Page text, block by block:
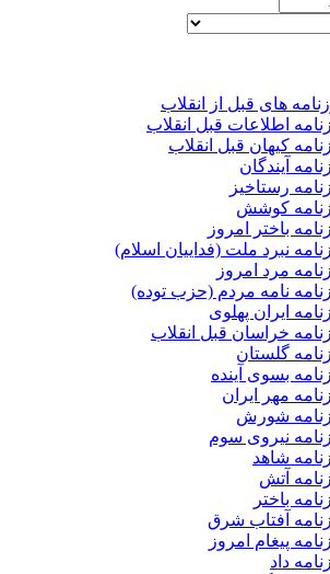
های قبل از انقلاب
اطلاعات قبل انقلاب
کیهان قبل انقلاب
آیندگان
رستاخیز
کوشش
باختر امروز
نبرد ملت (فداییان اسلام)
مرد امروز
نامه مردم (حزب توده)
ایران پهلوی
خراسان قبل انقلاب
گلستان
بسوی آینده
مهر ایران
شورش
نیروی سوم
شاهد
آتش
باختر
آفتاب شرق
پیغام امروز
داد